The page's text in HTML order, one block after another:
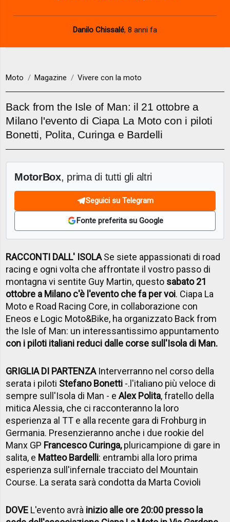
Danilo Chissalé, 8 anni fa
Moto Magazine Vivere con la moto
Back from the Isle of Man: il 21 ottobre a
Milano l'evento di Ciapa La Moto con i piloti
Bonetti, Polita, Curinga e Bardelli
MotorBox, prima di tutti gli altri
Seguici su Telegram
Fonte preferita su Google
RACCONTI DALL' ISOLASe siete appassionati di road
racing e ogni volta che affrontate il vostro passo di
montagna vi sentite Guy Martin, questo sabato 21
ottobre a Milano c'è l'evento che fa per voi. Ciapa La
Moto e Road Racing Core, in collaborazione con
Eneos e Logic Moto&Bike, ha organizzato Back from
the Isle of Man: un interessantissimo appuntamento
con i piloti italiani reduci dalle corse sull'Isola di Man.
GRIGLIA DI PARTENZA Interverranno nel corso della
serata i piloti Stefano Bonetti -.l'italiano più veloce di
sempre sull'Isola di Man - eAlex Polita, fratello della
mitica Alessia, che ci racconteranno la loro
esperienza al TT e alla recente gara di Frohburg in
Germania. Presenzieranno anche i due rookie del
Manx GP Francesco Curinga,pluricampione di gare in
salita, e Matteo Bardelli: entrambi alla loro prima
esperienza sull'infernale tracciato del Mountain
Course. La serata sarà condotta da Marta Covioli
DOVE L'evento avrà inizio alle ore 20:00 presso la